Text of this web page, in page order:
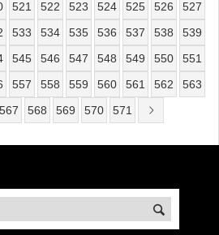
521 522 523 524 525 526
527
533 534 535 536 537 538
539
545 546 547 548 549 550
551
557 558 559 560 561 562
563
567 568 569 570 571